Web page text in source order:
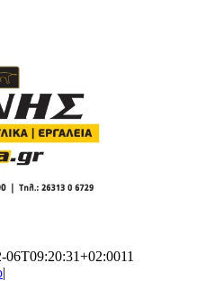
06T09:20:31+02:0011
|